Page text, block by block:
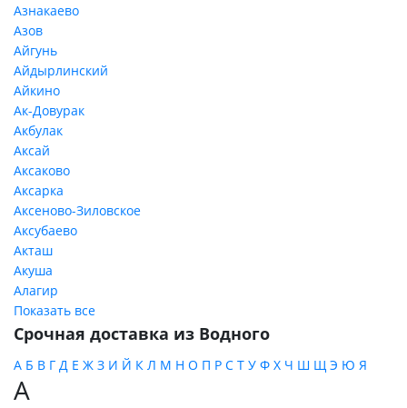
Азнакаево
Азов
Айгунь
Айдырлинский
Айкино
Ак-Довурак
Акбулак
Аксай
Аксаково
Аксарка
Аксеново-Зиловское
Аксубаево
Акташ
Акуша
Алагир
Показать все
Срочная доставка из Водного
А Б В Г Д Е Ж З И Й К Л М Н О П Р С Т У Ф Х Ч Ш Щ Э Ю Я
А